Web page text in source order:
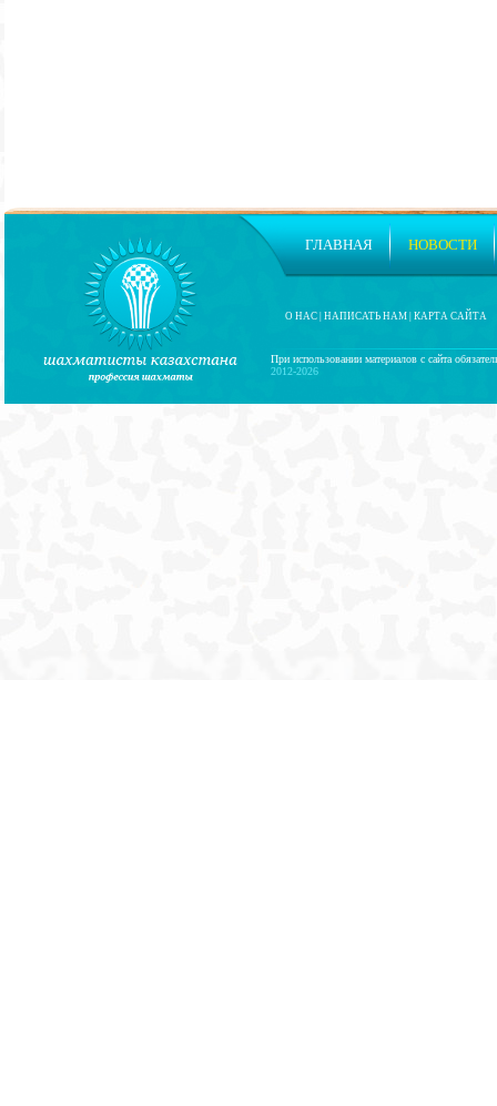
При использовании материалов с сайта
2012-2026
О НАС НАПИСАТЬ НАМ КАРТА САЙТА
ГЛАВНАЯ НОВОСТИ